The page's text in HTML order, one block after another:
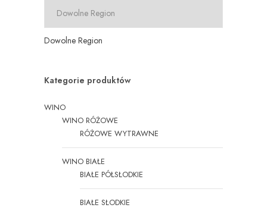
Dowolne Region
Kategorie produktów
WINO
WINO RÓŻOWE
RÓŻOWE WYTRAWNE
WINO BIAŁE
BIAŁE PÓŁSŁODKIE
BIAŁE SŁODKIE